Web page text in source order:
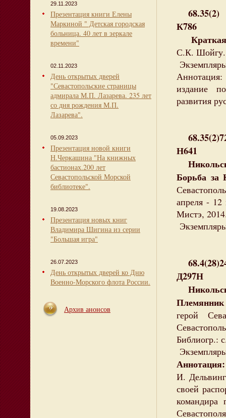
29.11.2023
Презентация книги Елены
Маркиной " Детская городская
больница. 40 лет в зеркале
времени"
02.11.2023
День открытых дверей
"Севастопольские страницы
адмирала М.П. Лазарева. 235 лет
со дня рождения М.П.
Лазарева".
05.09.2023
Презентация новой книги
Н.Черкашина "На книжных
бастионах.200 лет
Севастопольской Морской
библиотеке".
19.08.2023
Презентация новых книг
Владимира Шигина из серии
"Большая игра"
26.07.2023
День открытых дверей ко Дню
Военно-Морского флота России.
Архив анонсов
68.35(2)
К786
Краткая
С.К. Шойгу.
издание
развития
Н641
Борьба за
апреля -
Мистэ,
Д297Н
герой
Библиогр.:
Аннотация:
И.
своей
командира